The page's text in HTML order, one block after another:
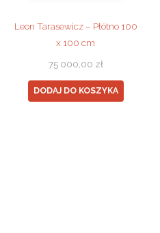
Leon Tarasewicz – Płótno 100
x 100 cm
75 000,00 zł
DODAJ DO KOSZYKA